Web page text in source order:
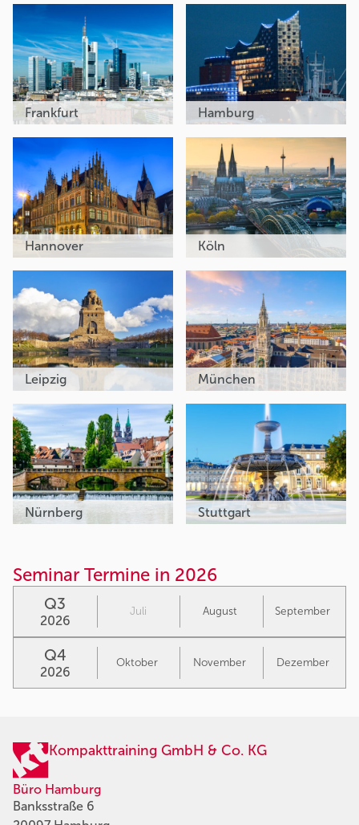
Frankfurt Hamburg
Hannover Köln
Leipzig München
Nürnberg Stuttgart
Seminar Termine in 2026
Q3
2026
Juli August September
Q4
2026
Oktober November Dezember
Kompakttraining GmbH & Co. KG
Büro Hamburg
Banksstraße 6